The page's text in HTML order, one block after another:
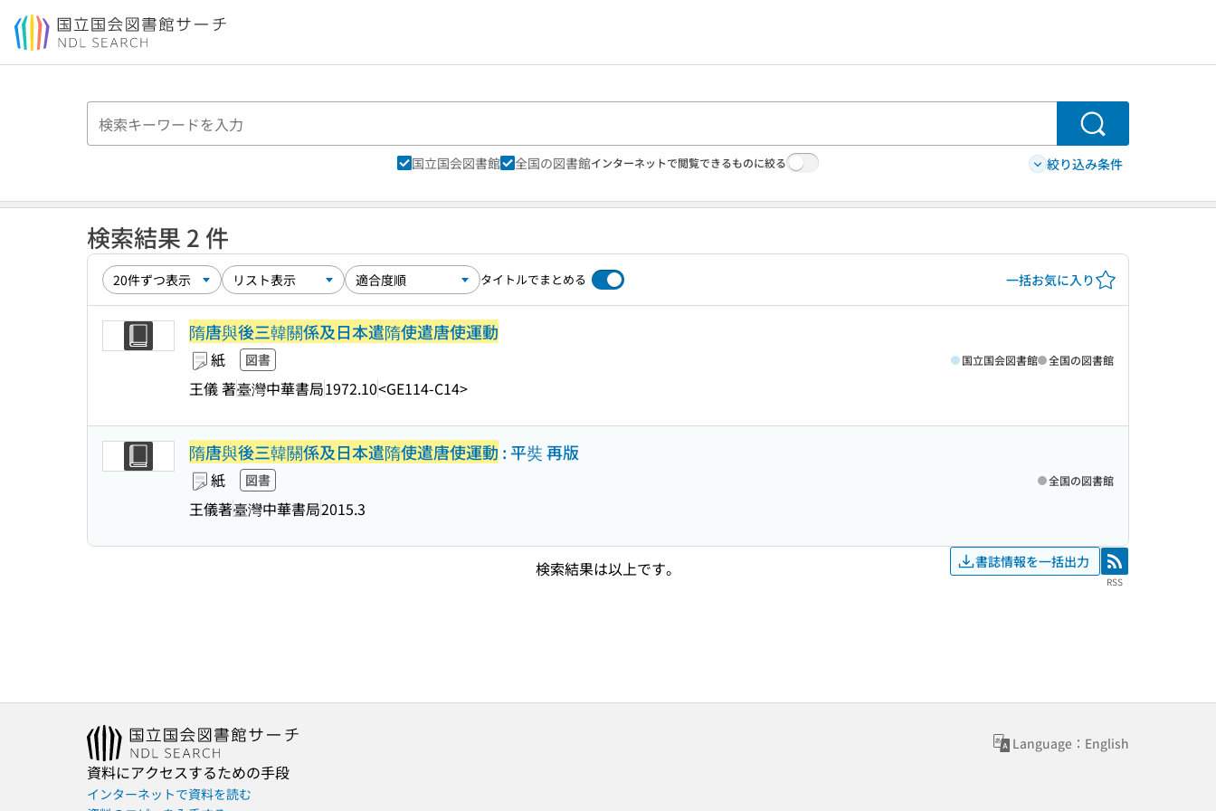
本文へ移動
検索
国立国会図書館 全国の図書館インターネットで閲覧できるものに絞る 絞り込み条件
検索結果 2 件
タイトルでまとめる 一括お気に入り
隋唐與後三韓關係及日本遣隋使遣唐使運動
紙 図書
王儀 著臺灣中華書局1972.10<GE114-C14>
国立国会図書館 全国の図書館
隋唐與後三韓關係及日本遣隋使遣唐使運動 : 平奘 再版
紙 図書
王儀著臺灣中華書局2015.3
全国の図書館
検索結果は以上です。 書誌情報を一括出力 RSS
RSS
Language：English
資料にアクセスするための手段
インターネットで資料を読む